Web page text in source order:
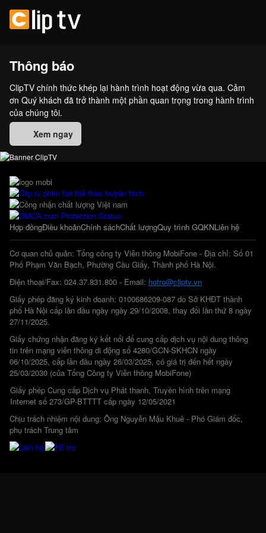
Thông báo
ClipTV chính thức khép lại hành trình hoạt động vừa qua. Cảm
ơn Quý khách đã trở thành một phần quan trọng trong hành trình
của chúng tôi.
Xem ngay
Hợp đồngĐiều khoảnChính sáchChất lượngQuy trình GQKNLiên hệ
Cơ quan chủ quản: Tổng công ty Viễn thông MobiFone - Địa chỉ: Số 01
Phố Phạm Văn Bạch, Phường Cầu Giấy, Thành phố Hà Nội.
Điện thoại/Fax: 024.37.831.800 - Email: hotro@cliptv.vn
Giấy phép đăng ký kinh doanh: 0100686209-087 do Sở KHĐT thành
phố Hà Nội cấp lần đầu ngày ngày 29/10/2008, thay đổi lần thứ 8 ngày
27/11/2025.
Giấy chứng nhận đăng ký kết nối để cung cấp dịch vụ nội dung thông
tin trên mạng viễn thông di động số 4280/GCN-SKHCN ngày
06/10/2025, cấp lần đầu ngày 26/03/2025, có giá trị đến hết ngày
25/03/2030 (của Tổng Công ty Viễn thông MobiFone)
Giấy phép Cung cấp Dịch vụ Phát thanh, Truyền hình trên mạng
Internet số 273/GP-BTTTT cấp ngày 12/05/2021
Chịu trách nhiệm nội dung: Ông Nguyễn Mậu Khuê - Phó Giám đốc,
phụ trách Trung tâm